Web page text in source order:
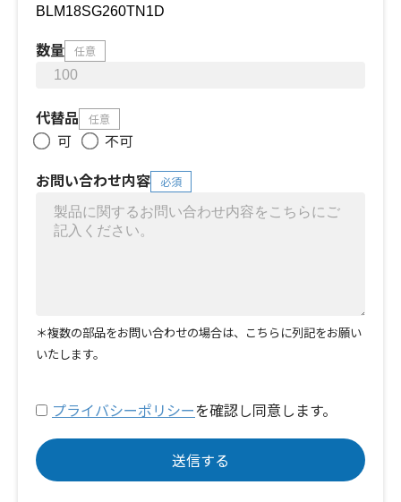
数量 任意
代替品 任意
可
不可
お問い合わせ内容
必須
＊複数の部品をお問い合わせの場合は、こちらに列記をお願い
いたします。
プライバシーポリシーを確認し同意します。